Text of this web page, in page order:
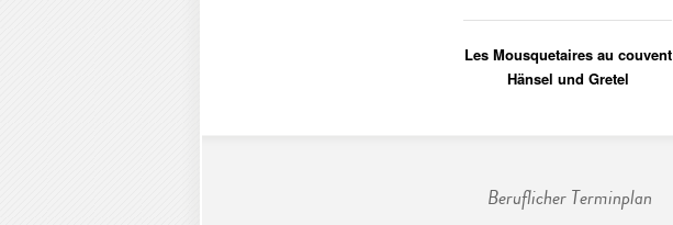
Les Mousquetaires au couvent
Hänsel und Gretel
Beruflicher Terminplan